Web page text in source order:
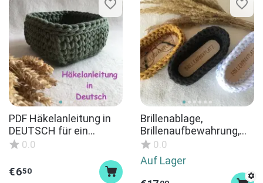
PDF Häkelanleitung in
DEUTSCH für ein
quadratisches
0.0
€650
Brillenablage,
Brillenaufbewahrung,
gehäkeltes Brillenetui,
Brillenhalter
0.0
Auf Lager